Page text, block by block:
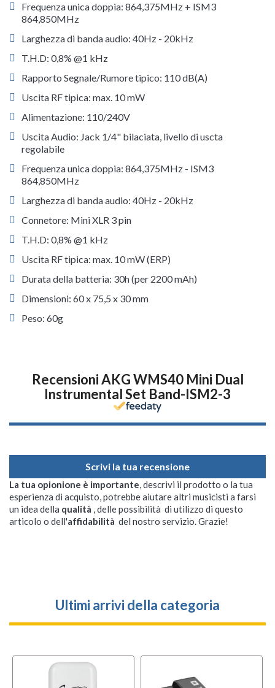
Frequenza unica doppia: 864,375MHz + ISM3
864,850MHz
Larghezza di banda audio: 40Hz - 20kHz
T.H.D: 0,8% @1 kHz
Rapporto Segnale/Rumore tipico: 110 dB(A)
Uscita RF tipica: max. 10 mW
Alimentazione: 110/240V
Uscita Audio: Jack 1/4" bilaciata, livello di uscta
regolabile
Frequenza unica doppia: 864,375MHz - ISM3
864,850MHz
Larghezza di banda audio: 40Hz - 20kHz
Connetore: Mini XLR 3 pin
T.H.D: 0,8% @1 kHz
Uscita RF tipica: max. 10 mW (ERP)
Durata della batteria: 30h (per 2200 mAh)
Dimensioni: 60 x 75,5 x 30 mm
Peso: 60g
Recensioni AKG WMS40 Mini Dual
Instrumental Set Band-ISM2-3
Scrivi la tua recensione
La tua opionione è importante, descrivi il prodotto o la tua
esperienza di acquisto, potrebbe aiutare altri musicisti a farsi
un idea della qualità , delle possibilità di utilizzo di questo
articolo o dell'affidabilità del nostro servizio. Grazie!
Ultimi arrivi della categoria